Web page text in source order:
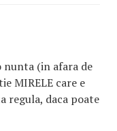
nunta (in afara de
MIRELE care e
regula, daca poate